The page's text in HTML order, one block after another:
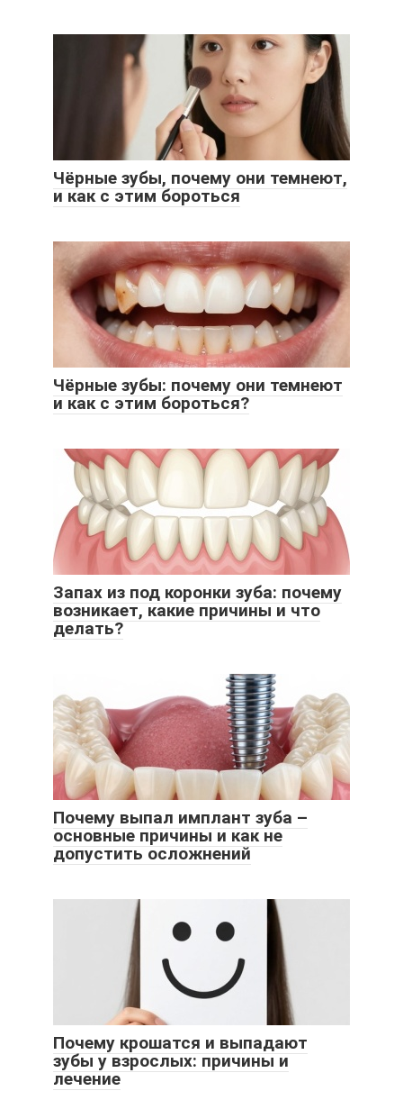
Чёрные зубы, почему они темнеют,
и как с этим бороться
Чёрные зубы: почему они темнеют
и как с этим бороться?
Запах из под коронки зуба: почему
возникает, какие причины и что
делать?
Почему выпал имплант зуба –
основные причины и как не
допустить осложнений
Почему крошатся и выпадают
зубы у взрослых: причины и
лечение